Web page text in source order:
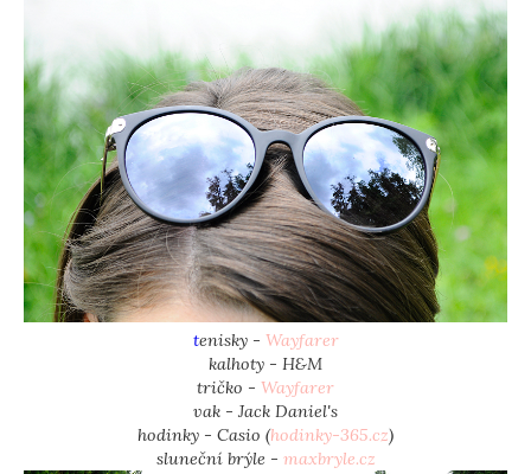
tenisky - Wayfarer
kalhoty - H&M
tričko - Wayfarer
vak - Jack Daniel's
hodinky - Casio (hodinky-365.cz)
sluneční brýle - maxbryle.cz